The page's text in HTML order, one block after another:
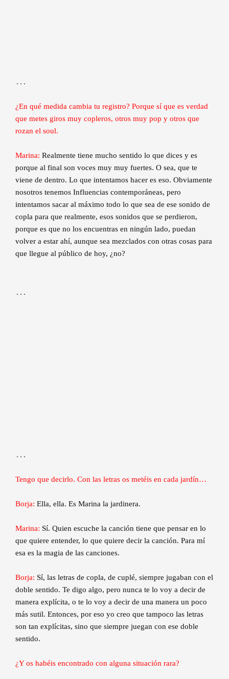
…
¿En qué medida cambia tu registro? Porque sí que es verdad
que metes giros muy copleros, otros muy pop y otros que
rozan el soul.
Marina: Realmente tiene mucho sentido lo que dices y es
porque al final son voces muy muy fuertes. O sea, que te
viene de dentro. Lo que intentamos hacer es eso. Obviamente
nosotros tenemos Influencias contemporáneas, pero
intentamos sacar al máximo todo lo que sea de ese sonido de
copla para que realmente, esos sonidos que se perdieron,
porque es que no los encuentras en ningún lado, puedan
volver a estar ahí, aunque sea mezclados con otras cosas para
que llegue al público de hoy, ¿no?
…
…
Tengo que decirlo. Con las letras os metéis en cada jardín…
Borja: Ella, ella. Es Marina la jardinera.
Marina: Sí. Quien escuche la canción tiene que pensar en lo
que quiere entender, lo que quiere decir la canción. Para mí
esa es la magia de las canciones.
Borja: Sí, las letras de copla, de cuplé, siempre jugaban con el
doble sentido. Te digo algo, pero nunca te lo voy a decir de
manera explícita, o te lo voy a decir de una manera un poco
más sutil. Entonces, por eso yo creo que tampoco las letras
son tan explícitas, sino que siempre juegan con ese doble
sentido.
¿Y os habéis encontrado con alguna situación rara?